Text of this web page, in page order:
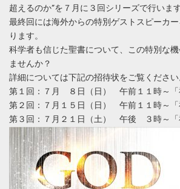
超えるのか”を７月に３回シリーズで行います
最終回には海外からの特別ゲストスピーカ
ります。
科学者も信じた聖書について、この特別な
ませんか？
詳細については下記の招待状をご覧ください
第１回：７月 ８日（日） 午前１１時～「
第２回：７月１５日（日） 午前１１時～「
第３回：７月２１日（土） 午後 ３時～「